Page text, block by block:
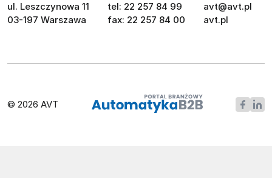
ul. Leszczynowa 11
03-197 Warszawa
tel: 22 257 84 99
fax: 22 257 84 00
avt@avt.pl
avt.pl
© 2026 AVT